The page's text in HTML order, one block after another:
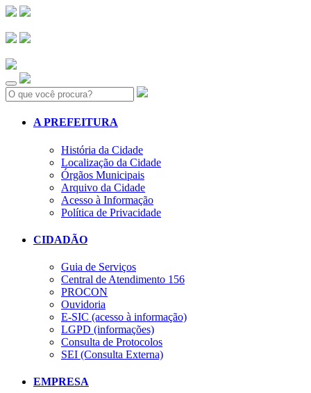
Search:
A PREFEITURA
História da Cidade
Localização da Cidade
Órgãos Municipais
Arquivo da Cidade
Acesso à Informação
Política de Privacidade
CIDADÃO
Guia de Serviços
Central de Atendimento 156
PROCON
Ouvidoria
E-SIC (acesso à informação)
LGPD (informações)
Consulta de Protocolos
SEI (Consulta Externa)
EMPRESA